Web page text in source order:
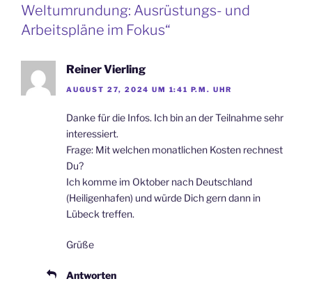
Weltumrundung: Ausrüstungs- und
Arbeitspläne im Fokus“
Reiner Vierling
AUGUST 27, 2024 UM 1:41 P.M. UHR
Danke für die Infos. Ich bin an der Teilnahme sehr
interessiert.
Frage: Mit welchen monatlichen Kosten rechnest
Du?
Ich komme im Oktober nach Deutschland
(Heiligenhafen) und würde Dich gern dann in
Lübeck treffen.
Grüße
Antworten